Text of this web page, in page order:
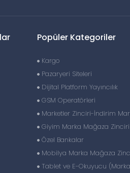
Popüler Kategoriler
Kargo
Pazaryeri Siteleri
Dijital Platform Yayıncılık
GSM Operatörleri
Marketler Zinciri-İndirim
Giyim Marka Mağaza Zinciri
Özel Bankalar
Mobilya Marka Mağaza
Tablet ve E-Okuyucu